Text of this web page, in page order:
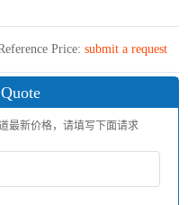
Price: submit a request
最新价格，请填写下面请求